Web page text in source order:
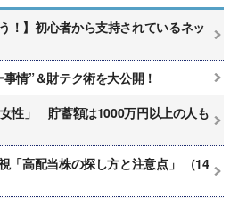
！】初心者から支持されているネッ
情”＆財テク術を大公開！
性」 貯蓄額は1000万円以上の人も
高配当株の探し方と注意点」 （14